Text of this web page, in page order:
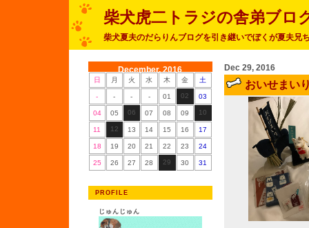
柴犬虎二トラジの舎弟ブロ
柴犬夏夫のだらりんブログを引き継いでぼくが夏夫兄
December, 2016
日 月 火 水 木 金 土
- - - - 01 02 03
04 05 06 07 08 09 10
11 12 13 14 15 16 17
18 19 20 21 22 23 24
25 26 27 28 29 30 31
PROFILE
じゅんじゅん
Dec 29, 2016
おいせまい